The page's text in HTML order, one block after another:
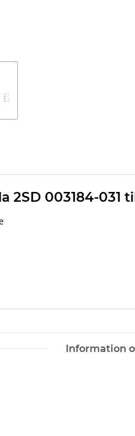
2SD 003184-
Information